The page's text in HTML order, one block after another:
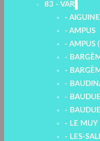
83 - VAR
-
- AMPUS
- AMPUS
-
-
-
-
-
- LE MUY
- LES-